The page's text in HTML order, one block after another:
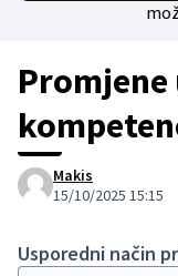
Makis
15/10/2025 15:15
Usporedni način